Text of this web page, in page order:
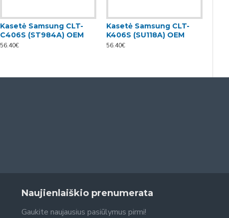
Kasetė Samsung CLT-
C406S (ST984A) OEM
56.40€
Kasetė Samsung CLT-
K406S (SU118A) OEM
56.40€
Naujienlaiškio prenumerata
Gaukite naujausius pasiūlymus pirmi!